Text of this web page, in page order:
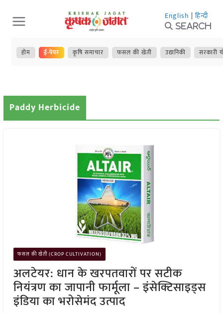
Skip
to
content
English | हिन्दी
Search
होम ई-पेपर कृषि समाचार फसल की खेती उद्यानिकी सरकारी
Paddy Herbicide
फसल की खेती (CROP CULTIVATION)
अलटेयर: धान के खरपतवारों पर सटीक
नियंत्रण का जापानी फार्मूला – इंसेक्टिसाइड्स
इंडिया का भरोसेमंद उत्पाद